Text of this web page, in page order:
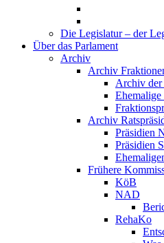
Die Legislatur – der
Über das Parlament
Archiv
Archiv
Archiv der
Archiv
Präsidien
Präsidien
Frühere
KöB
NAD
RehaKo